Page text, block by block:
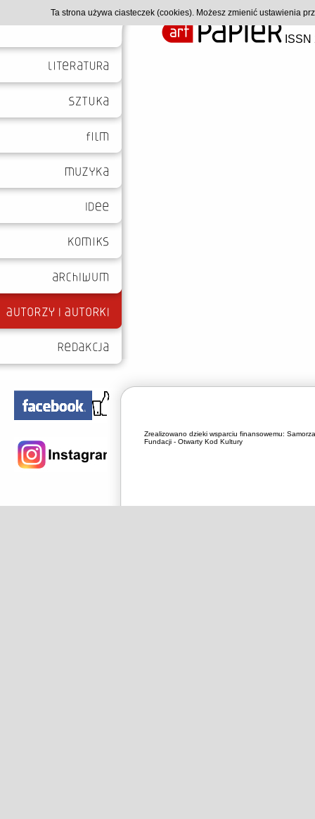
Zrealizowano dzieki wsparciu finansowemu:
Fundacji - Otwarty Kod Kultury
Ta strona używa ciasteczek (cookies). Możesz zmienić ustawienia